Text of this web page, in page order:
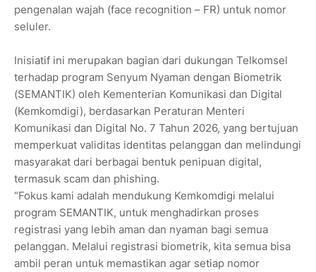
pengenalan wajah (face recognition – FR) untuk nomor
seluler.
Inisiatif ini merupakan bagian dari dukungan Telkomsel
terhadap program Senyum Nyaman dengan Biometrik
(SEMANTIK) oleh Kementerian Komunikasi dan Digital
(Kemkomdigi), berdasarkan Peraturan Menteri
Komunikasi dan Digital No. 7 Tahun 2026, yang bertujuan
memperkuat validitas identitas pelanggan dan melindungi
masyarakat dari berbagai bentuk penipuan digital,
termasuk scam dan phishing.
“Fokus kami adalah mendukung Kemkomdigi melalui
program SEMANTIK, untuk menghadirkan proses
registrasi yang lebih aman dan nyaman bagi semua
pelanggan. Melalui registrasi biometrik, kita semua bisa
ambil peran untuk memastikan agar setiap nomor